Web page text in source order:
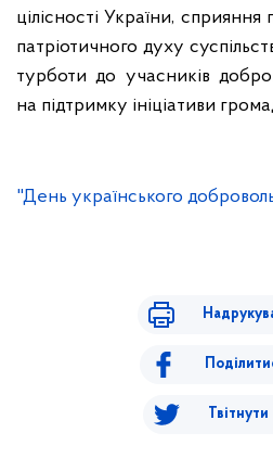
цілісності України,
патріотичного духу
турботи до учасників
на підтримку ініціативи
"День українського
Твітнути